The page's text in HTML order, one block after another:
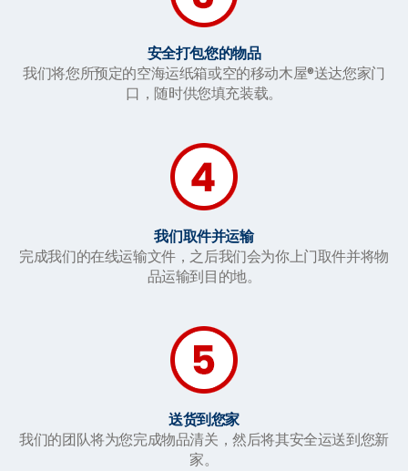
安全打包您的物品
我们将您所预定的空海运纸箱或空的移动木屋®送达您家门
口，随时供您填充装载。
我们取件并运输
完成我们的在线运输文件，之后我们会为你上门取件并将物
品运输到目的地。
送货到您家
我们的团队将为您完成物品清关，然后将其安全运送到您新
家。